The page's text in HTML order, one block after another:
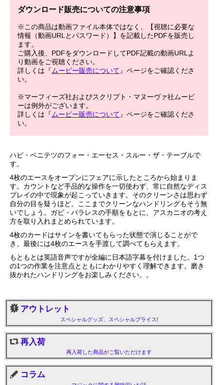
ダウンロード販売についての注意事項
※この商品は動画ファイル本体ではなく、【視聴に必要な
情報（動画URLとパスワード）】を記載したPDFを販売し
ます。
ご購入後、PDFをダウンロードしてPDF記載の動画URLよ
り動画をご視聴ください。
詳しくは『 ムービー販売について 』ページをご確認くださ
い。
※マーフィーズ社およびスクリプト・マヌーヴァ社ムービ
ーは例外がございます。
詳しくは『 ムービー販売について 』ページをご確認くださ
い。
ハビ・ベニテツのフォー・エーセス・スルー・ザ・テーブルで
す。
4枚のエースをオープンにフェアに示したところから始まりま
す。カウントなど手品的な操作を一切使わず、常に自然なディス
プレイの中で現象が起こっていきます。そのクリーンさは思わず
自分の目を疑うほど。ここまでクリーンなハンドリングもそう無
いでしょう。ガビ・パラレスの手順をもとに、アスカニオの考え
方を取り入れまとめられています。
4枚のカードはサインを書いてもらった状態で演じることがで
き、最後には4枚のエースを手渡して調べてもらえます。
もともとは英語音声ですが全編に日本語字幕を付けました。1つ
の1つの作業を注意点とともにわかりやすく理解できます。磨き
抜かれたハンドリングをお楽しみください。。
アウトレット
スペシャルグッズ、スペシャルプライス!
再入荷
再入荷した商品がご覧いただけます
コラム